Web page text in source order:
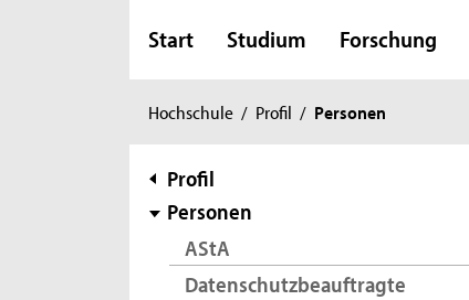
Start Studium Forschung
Sie
hier:
Hochschule / Profil / Personen
Subnavigation
Profil
Personen
AStA
Datenschutzbeauftragte